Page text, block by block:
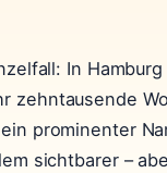
In
zehntausende
prominenter
sichtbarer –